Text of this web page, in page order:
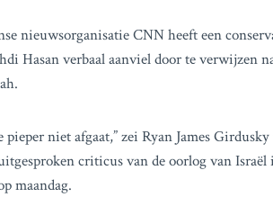
nieuwsorganisatie CNN heeft een
Hasan verbaal aanviel door te verwijzen
pieper niet afgaat,” zei Ryan James
criticus van de oorlog van
maandag.